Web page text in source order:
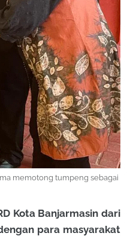
memotong tumpeng sebagai
Kota Banjarmasin dari
para masyarakat